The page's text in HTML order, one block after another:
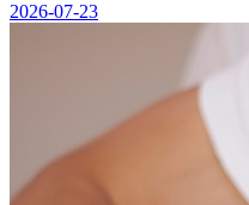
2026-07-23